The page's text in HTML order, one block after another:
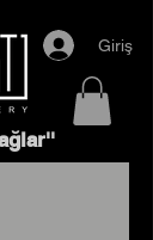
Giriş